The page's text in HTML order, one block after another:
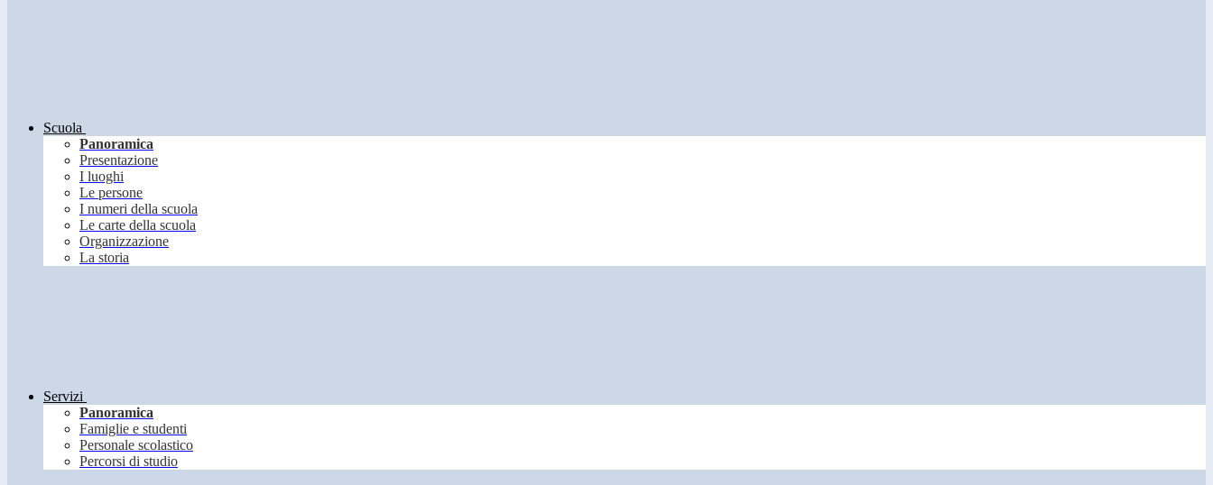
Scuola
Panoramica
Presentazione
I luoghi
Le persone
I numeri della scuola
Le carte della scuola
Organizzazione
La storia
Servizi
Panoramica
Famiglie e studenti
Personale scolastico
Percorsi di studio